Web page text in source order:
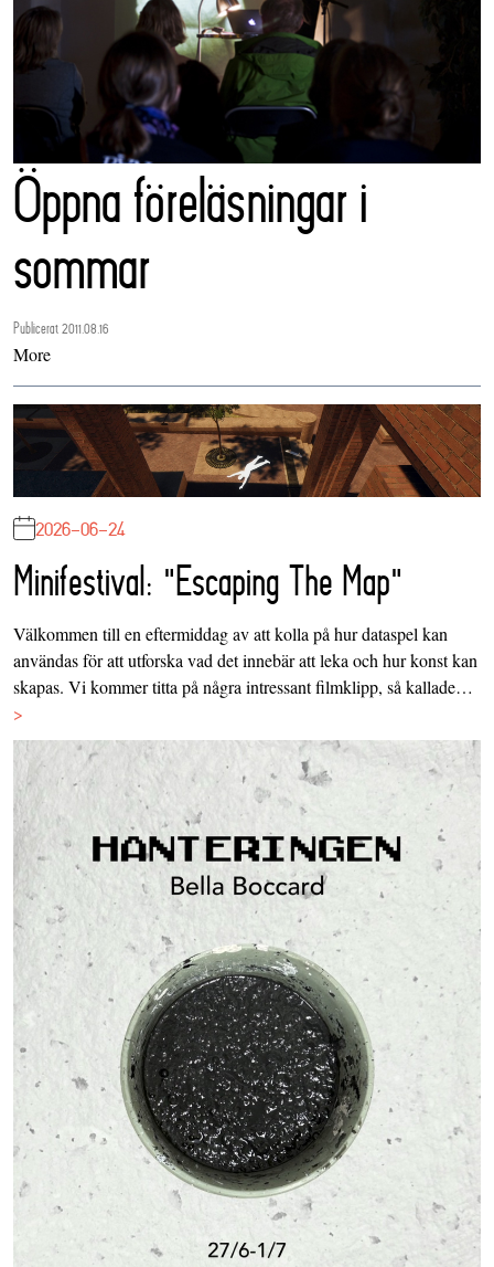
Öppna föreläsningar i
sommar
Publicerat 2011.08.16
More
2026-06-24
Minifestival: "Escaping The Map"
Välkommen till en eftermiddag av att kolla på hur dataspel kan
användas för att utforska vad det innebär att leka och hur konst kan
skapas. Vi kommer titta på några intressant filmklipp, så kallade…
>